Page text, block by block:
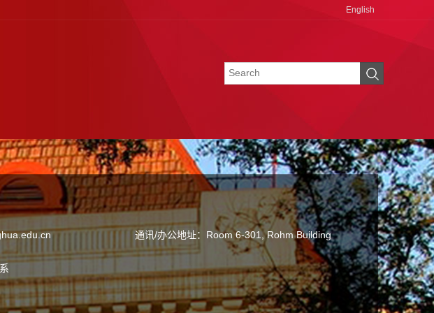
English
通讯/办公地址： Room 6-301, Rohm Building